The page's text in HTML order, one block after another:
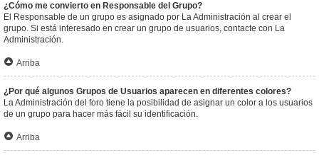
¿Cómo me convierto en Responsable del Grupo?
El Responsable de un grupo es asignado por La Administración al crear el
grupo. Si está interesado en crear un grupo de usuarios, contacte con La
Administración.
Arriba
¿Por qué algunos Grupos de Usuarios aparecen en diferentes colores?
La Administración del foro tiene la posibilidad de asignar un color a los usuarios
de un grupo para hacer más fácil su identificación.
Arriba